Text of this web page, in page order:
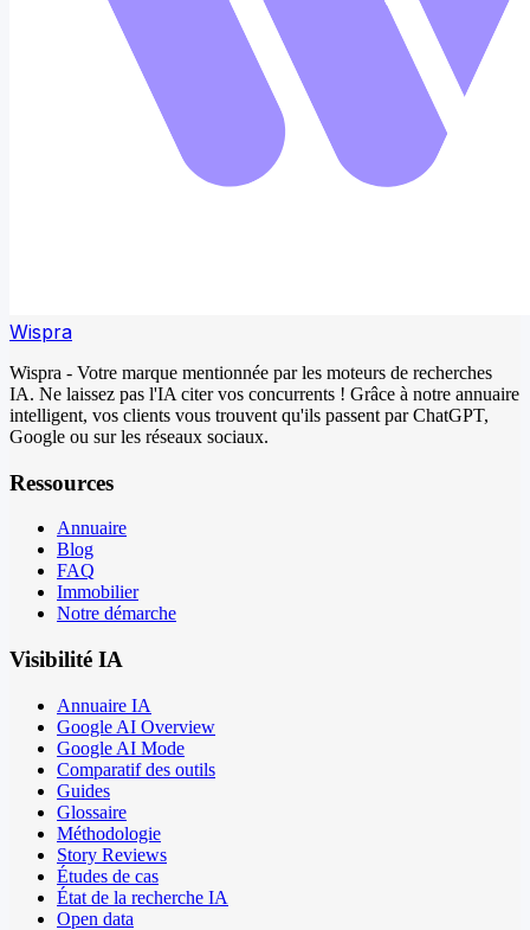
Wispra
Wispra - Votre marque mentionnée par les moteurs de recherches
IA. Ne laissez pas l'IA citer vos concurrents ! Grâce à notre annuaire
intelligent, vos clients vous trouvent qu'ils passent par ChatGPT,
Google ou sur les réseaux sociaux.
Ressources
Annuaire
Blog
FAQ
Immobilier
Notre démarche
Visibilité IA
Annuaire IA
Google AI Overview
Google AI Mode
Comparatif des outils
Guides
Glossaire
Méthodologie
Story Reviews
Études de cas
État de la recherche IA
Open data